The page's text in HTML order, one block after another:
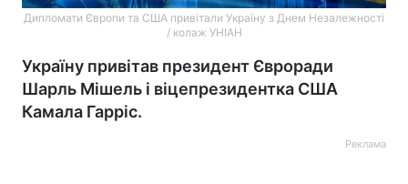
Дипломати Європи та США привітали Україну з Днем Незалежності
/ колаж УНІАН
Україну привітав президент Євроради
Шарль Мішель і віцепрезидентка США
Камала Гарріс.
Реклама